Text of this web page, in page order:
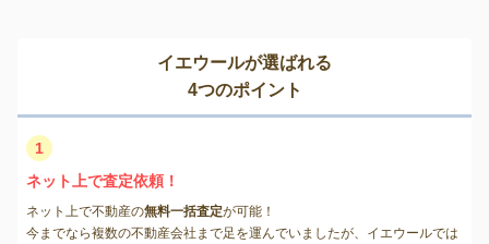
イエウールが選ばれる
4つのポイント
1
ネット上で査定依頼！
ネット上で不動産の無料一括査定が可能！
今までなら複数の不動産会社まで足を運んでいましたが、イエウールでは